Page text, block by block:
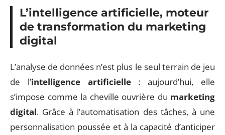
L’intelligence artificielle, moteur
de transformation du marketing
digital
L’analyse de données n’est plus le seul terrain de jeu
de l’intelligence artificielle: aujourd’hui, elle
s’impose comme la cheville ouvrière du marketing
digital. Grâce à l’automatisation des tâches, à une
personnalisation poussée et à la capacité d’anticiper